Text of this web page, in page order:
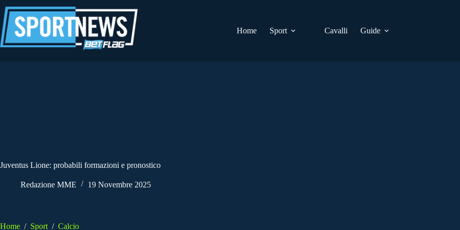
al
contenuto
Home
Sport Cavalli Guide
Juventus Lione: probabili formazioni e pronostico
Redazione MME 19 Novembre 2025
Home / Sport / Calcio